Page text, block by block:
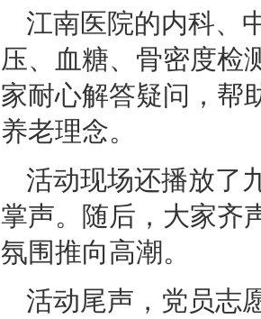
江南医院的内科、
压、血糖、骨密度检
家耐心解答疑问，帮
养老理念。
活动现场还播放了
掌声。随后，大家齐
氛围推向高潮。
活动尾声，党员志